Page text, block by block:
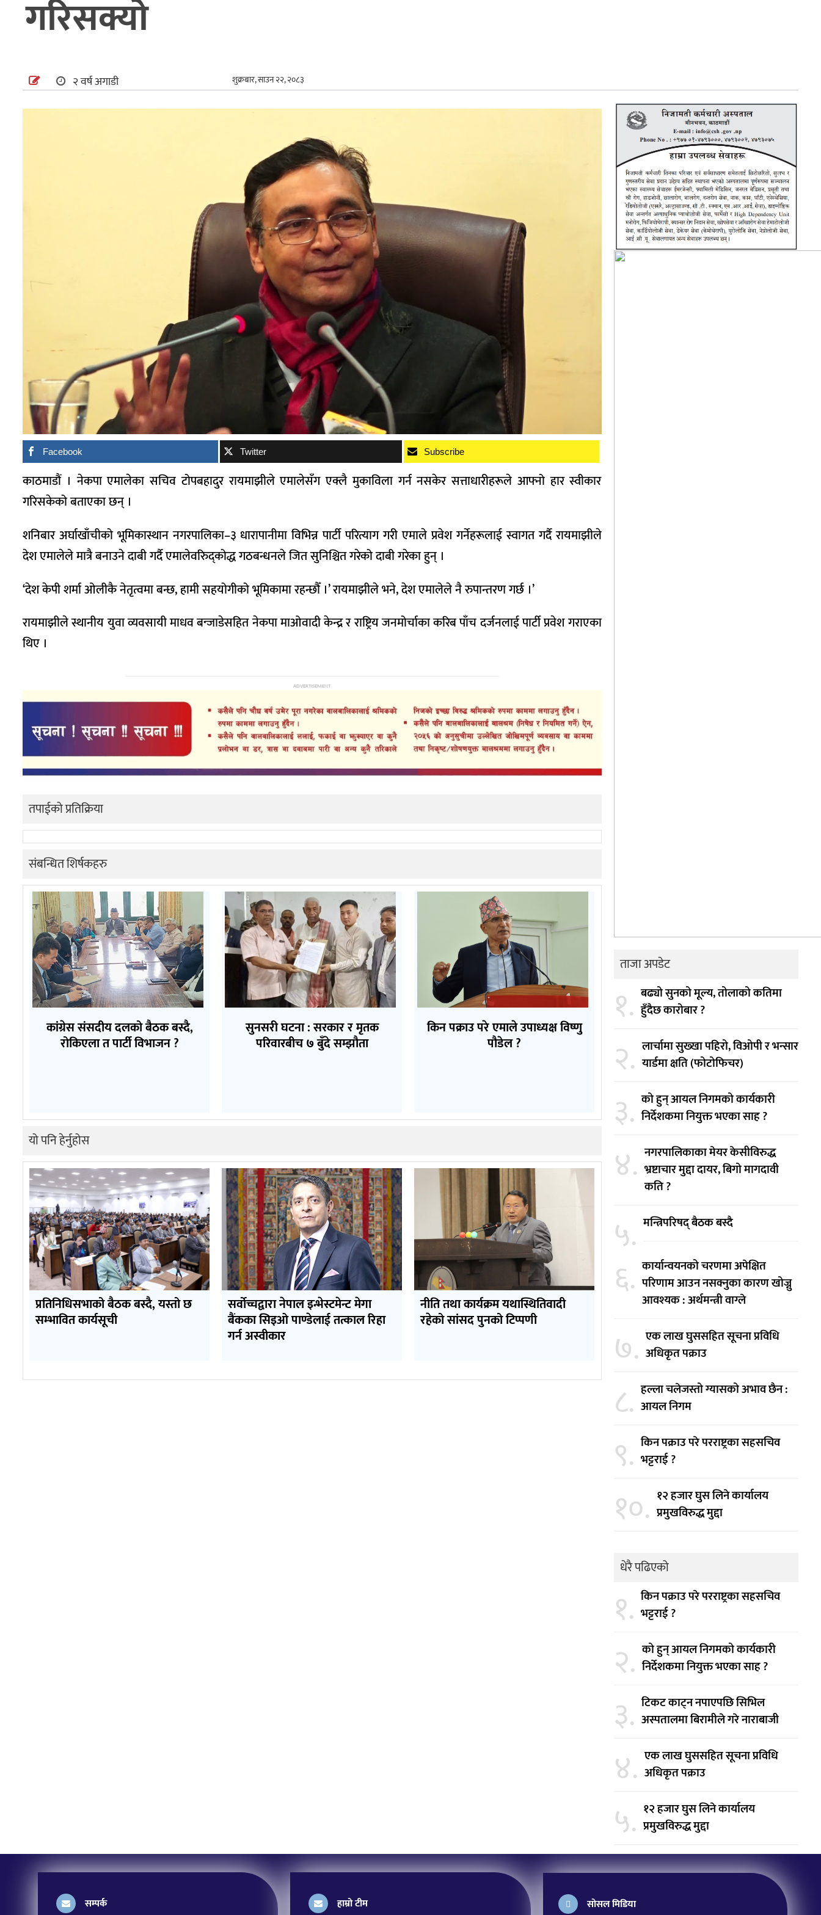
अन्तर्राष्ट्रिय
गरिसक्यो
२ वर्ष अगाडी शुक्रबार, साउन २२, २०८३
Facebook Twitter Subscribe
काठमाडौं । नेकपा एमालेका सचिव टोपबहादुर रायमाझीले एमालेसँग एक्लै मुकाविला गर्न नसकेर सत्ताधारीहरूले आफ्नो हार स्वीकार
गरिसकेको बताएका छन् ।
शनिबार अर्घाखाँचीको भूमिकास्थान नगरपालिका–३ धारापानीमा विभिन्न पार्टी परित्याग गरी एमाले प्रवेश गर्नेहरूलाई स्वागत गर्दै रायमाझीले
देश एमालेले मात्रै बनाउने दाबी गर्दै एमालेवरिुद्कोद्ध गठबन्धनले जित सुनिश्चित गरेको दाबी गरेका हुन् ।
‘देश केपी शर्मा ओलीकै नेतृत्वमा बन्छ, हामी सहयोगीको भूमिकामा रहन्छौँ ।’ रायमाझीले भने, देश एमालेले नै रुपान्तरण गर्छ ।’
रायमाझीले स्थानीय युवा व्यवसायी माधव बन्जाडेसहित नेकपा माओवादी केन्द्र र राष्ट्रिय जनमोर्चाका करिब पाँच दर्जनलाई पार्टी प्रवेश गराएका
थिए ।
ADVERTISEMENT
तपाईको प्रतिक्रिया
संबन्धित शिर्षकहरु
कांग्रेस संसदीय दलको बैठक बस्दै,
रोकिएला त पार्टी विभाजन ?
सुनसरी घटना : सरकार र मृतक
परिवारबीच ७ बुँदे सम्झौता
किन पक्राउ परे एमाले उपाध्यक्ष विष्णु
पौडेल ?
यो पनि हेर्नुहोस
प्रतिनिधिसभाको बैठक बस्दै, यस्तो छ
सम्भावित कार्यसूची
सर्वोच्चद्वारा नेपाल इन्भेस्टमेन्ट मेगा
बैंकका सिइओ पाण्डेलाई तत्काल रिहा
गर्न अस्वीकार
नीति तथा कार्यक्रम यथास्थितिवादी
रहेको सांसद पुनको टिप्पणी
ताजा अपडेट
१. बढ्यो सुनको मूल्य, तोलाको कतिमा
हुँदैछ कारोबार ?
२. लार्चामा सुख्खा पहिरो, विओपी र भन्सार
यार्डमा क्षति (फोटोफिचर)
३. को हुन् आयल निगमको कार्यकारी
निर्देशकमा नियुक्त भएका साह ?
४. नगरपालिकाका मेयर केसीविरुद्ध
भ्रष्टाचार मुद्दा दायर, बिगो मागदावी
कति ?
५. मन्त्रिपरिषद् बैठक बस्दै
६. कार्यान्वयनको चरणमा अपेक्षित
परिणाम आउन नसक्नुका कारण खोज्नु
आवश्यक : अर्थमन्त्री वाग्ले
७. एक लाख घुससहित सूचना प्रविधि
अधिकृत पक्राउ
८. हल्ला चलेजस्तो ग्यासको अभाव छैन :
आयल निगम
९. किन पक्राउ परे परराष्ट्रका सहसचिव
भट्टराई ?
१०. १२ हजार घुस लिने कार्यालय
प्रमुखविरुद्ध मुद्दा
धेरै पढिएको
१. किन पक्राउ परे परराष्ट्रका सहसचिव
भट्टराई ?
२. को हुन् आयल निगमको कार्यकारी
निर्देशकमा नियुक्त भएका साह ?
३. टिकट काट्न नपाएपछि सिभिल
अस्पतालमा बिरामीले गरे नाराबाजी
४. एक लाख घुससहित सूचना प्रविधि
अधिकृत पक्राउ
५. १२ हजार घुस लिने कार्यालय
प्रमुखविरुद्ध मुद्दा
सम्पर्क हाम्रो टीम सोसल मिडिया